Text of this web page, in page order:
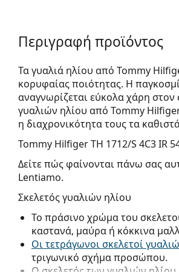
Περιγραφή προϊόντος
Τα γυαλιά ηλίου από Tommy
κορυφαίας ποιότητας. Η
αναγνωρίζεται εύκολα χάρη
γυαλιών ηλίου από Tommy
η διαχρονικότητα τους τα
Tommy Hilfiger TH 1712/S 4C3 IR
Δείτε πώς φαίνονται πάνω σας
Lentiamo.
Σκελετός γυαλιών ηλίου
Το πράσινο χρώμα του
καστανά, μαύρα ή κόκκινα
Οι τετράγωνοι σκελετοί
τριγωνικό σχήμα προσώπου.